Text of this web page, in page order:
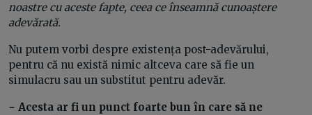
noastre cu aceste fapte, ceea ce înseamnă cunoaștere
adevărată.
Nu putem vorbi despre existența post-adevărului,
pentru că nu există nimic altceva care să fie un
simulacru sau un substitut pentru adevăr.
− Acesta ar fi un punct foarte bun în care să ne